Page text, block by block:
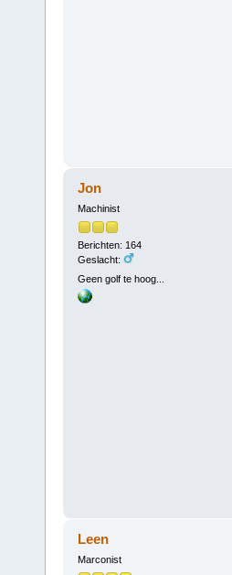
Jon
Machinist
Berichten: 164
Geslacht:
Geen golf te hoog...
Leen
Marconist